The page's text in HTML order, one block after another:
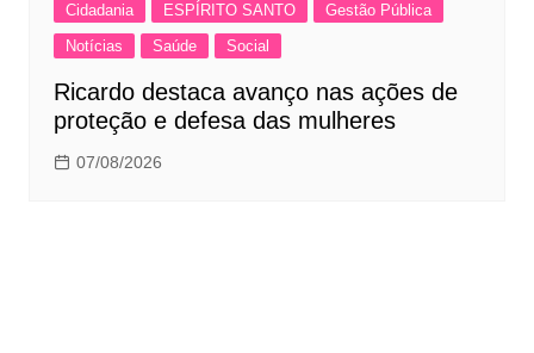
Cidadania ESPÍRITO SANTO
Gestão Pública
Notícias
Saúde Social
Ricardo destaca avanço nas ações de
proteção e defesa das mulheres
07/08/2026